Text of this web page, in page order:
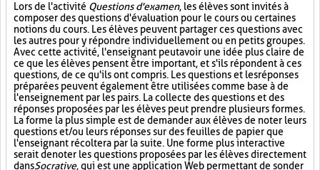
Lors de l'activité Questions d'examen, les élèves sont invités à
composer des questions d'évaluation pour le cours ou certaines
notions du cours. Les élèves peuvent partager ces questions avec
les autres pour y répondre individuellement ou en petits groupes.
Avec cette activité, l'enseignant peut avoir une idée plus claire de
ce que les élèves pensent être important, et s'ils répondent à ces
questions, de ce qu'ils ont compris. Les questions et les réponses
préparées peuvent également être utilisées comme base à de
l'enseignement par les pairs. La collecte des questions et des
réponses proposées par les élèves peut prendre plusieurs formes.
La forme la plus simple est de demander aux élèves de noter leurs
questions et/ou leurs réponses sur des feuilles de papier que
l'enseignant récoltera par la suite. Une forme plus interactive
serait de noter les questions proposées par les élèves directement
dansSocrative, qui est une application Web permettant de sonder